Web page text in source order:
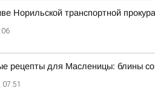
Норильской транспортной
рецепты для Масленицы: блины со